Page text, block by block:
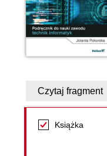
Czytaj fragment
Książka